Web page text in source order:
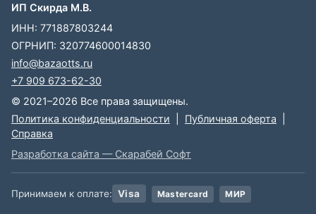
ИП Скирда М.В.
ИНН: 771887803244
ОГРНИП: 320774600014830
info@bazaotts.ru
+7 909 673-62-30
© 2021–2026 Все права защищены.
Политика конфиденциальности
Публичная оферта
Справка
Разработка сайта — Скарабей Софт
Принимаем к оплате: Visa Mastercard МИР